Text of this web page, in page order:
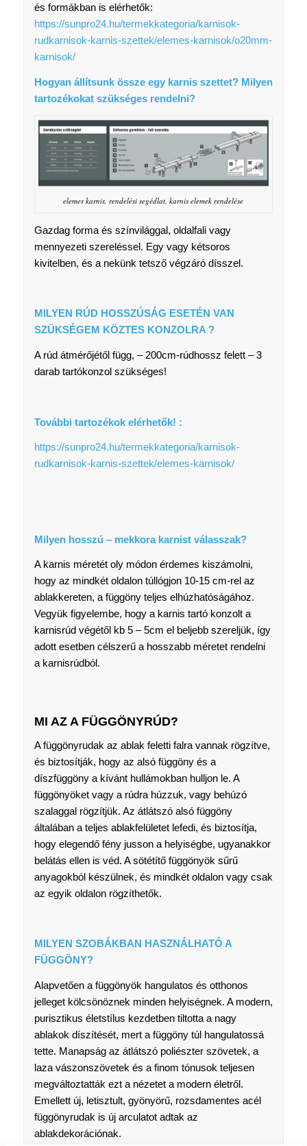
és formákban is elérhetők:
https://sunpro24.hu/termekkategoria/karnisok-
rudkarnisok-karnis-szettek/elemes-karnisok/o20mm-
karnisok/
Hogyan állítsunk össze egy karnis szettet? Milyen
tartozékokat szükséges rendelni?
elemes karnis, rendelési segédlat, karnis elemek rendelése
Gazdag forma és színvilággal, oldalfali vagy
mennyezeti szereléssel. Egy vagy kétsoros
kivitelben, és a nekünk tetsző végzáró dísszel.
MILYEN RÚD HOSSZÚSÁG ESETÉN VAN
SZÜKSÉGEM KÖZTES KONZOLRA ?
A rúd átmérőjétől függ, – 200cm-rúdhossz felett – 3
darab tartókonzol szükséges!
További tartozékok elérhetők! :
https://sunpro24.hu/termekkategoria/karnisok-
rudkarnisok-karnis-szettek/elemes-karnisok/
Milyen hosszú – mekkora karnist válasszak?
A karnis méretét oly módon érdemes kiszámolni,
hogy az mindkét oldalon túllógjon 10-15 cm-rel az
ablakkereten, a függöny teljes elhúzhatóságához.
Vegyük figyelembe, hogy a karnis tartó konzolt a
karnisrúd végétől kb 5 – 5cm el beljebb szereljük, így
adott esetben célszerű a hosszabb méretet rendelni
a karnisrúdból.
MI AZ A FÜGGÖNYRÚD?
A függönyrudak az ablak feletti falra vannak rögzítve,
és biztosítják, hogy az alsó függöny és a
díszfüggöny a kívánt hullámokban hulljon le. A
függönyöket vagy a rúdra húzzuk, vagy behúzó
szalaggal rögzítjük. Az átlátszó alsó függöny
általában a teljes ablakfelületet lefedi, és biztosítja,
hogy elegendő fény jusson a helyiségbe, ugyanakkor
belátás ellen is véd. A sötétítő függönyök sűrű
anyagokból készülnek, és mindkét oldalon vagy csak
az egyik oldalon rögzíthetők.
MILYEN SZOBÁKBAN HASZNÁLHATÓ A
FÜGGÖNY?
Alapvetően a függönyök hangulatos és otthonos
jelleget kölcsönöznek minden helyiségnek. A modern,
purisztikus életstílus kezdetben tiltotta a nagy
ablakok díszítését, mert a függöny túl hangulatossá
tette. Manapság az átlátszó poliészter szövetek, a
laza vászonszövetek és a finom tónusok teljesen
megváltoztatták ezt a nézetet a modern életről.
Emellett új, letisztult, gyönyörű, rozsdamentes acél
függönyrudak is új arculatot adtak az
ablakdekorációnak.